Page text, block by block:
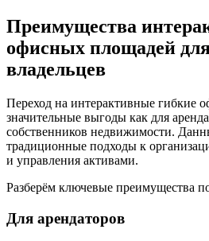
Преимущества
офисных площадей
владельцев
Переход на интерактивные гибкие
значительные выгоды как для
собственников недвижимости.
традиционные подходы к
и управления активами.
Разберём ключевые преимущества
Для арендаторов